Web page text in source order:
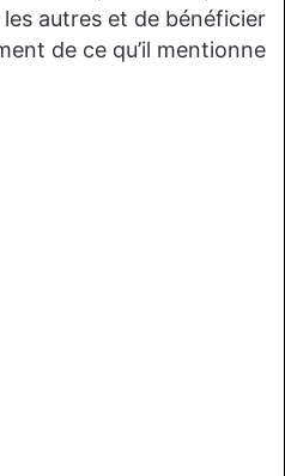
les autres et de bénéficier
de ce qu’il mentionne.